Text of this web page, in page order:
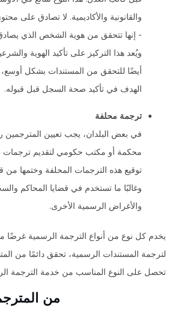
والقانونية والأكاديمية. لا تصادق على
- إنها تتحقق من هوية الشخص الذي
ويُعد هذا التركيز على تأكيد الهوية
أيضًا للتحقق من المستندات بشكل
الهدف في تأكيد صحة السجل قبل قبوله.
ترجمة محلفة
في بعض البلدان، يجب تعيين
محكمة أو مكتب حكومي لتقديم ترجمات
توقيع هذه الترجمات المحلفة وختمها
وغالبًا ما تستخدم في قضايا المحاكم
والأغراض الرسمية الأخرى.
يخدم كل نوع من أنواع الترجمة الرسمية غرضًا
لترجمة المستندات الرسمية، تحقق دائمًا من
تحصل على النوع المناسب من خدمة الترجمة
من